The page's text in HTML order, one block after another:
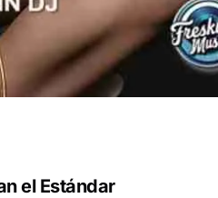
el Estándar